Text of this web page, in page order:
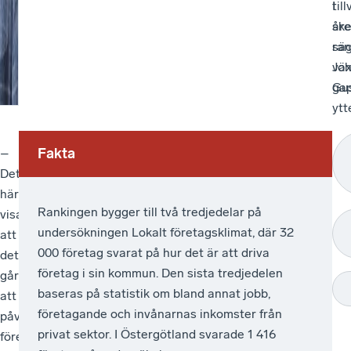
I
–
Det
här
visar
att
det
går
att
påverka
företagsklimatet.
Bäst
företagsklimat
landet
finns
Höganäs
som
Östergötland
alla
förutsättningarna
vara
toppregion
Fakta
Rankingen bygger till två tredjedelar på
undersökningen Lokalt företagsklimat, där 32
000 företag svarat på hur det är att driva
företag i sin kommun. Den sista tredjedelen
baseras på statistik om bland annat jobb,
företagande och invånarnas inkomster från
privat sektor. I Östergötland svarade 1 416